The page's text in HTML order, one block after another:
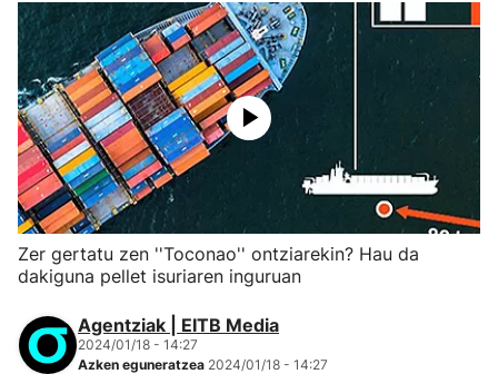
Zer gertatu zen ''Toconao'' ontziarekin? Hau da
dakiguna pellet isuriaren inguruan
Agentziak | EITB Media
2024/01/18 - 14:27
Azken eguneratzea 2024/01/18 - 14:27